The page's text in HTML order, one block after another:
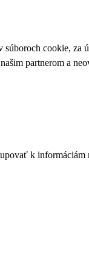
cookie, za
partnerom a
k informáciám